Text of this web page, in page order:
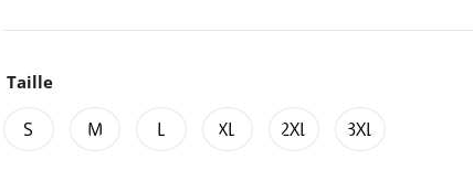
Taille
S M L XL 2XL 3XL